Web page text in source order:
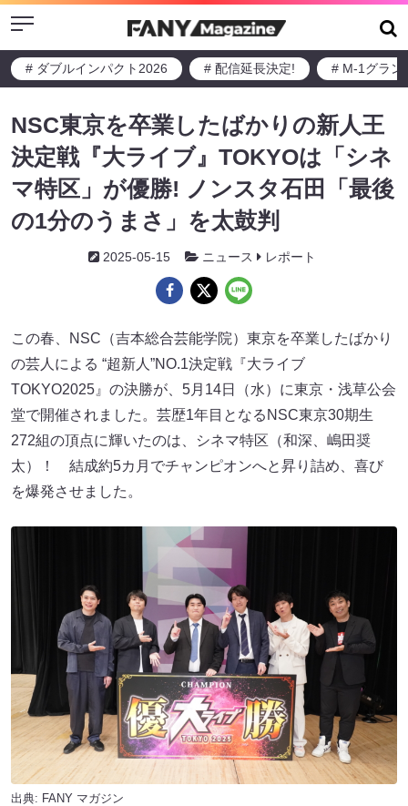
Menu
# ダブルインパクト2026 # 配信延長決定! # M-1グラン
NSC東京を卒業したばかりの新人王
決定戦『大ライブ』TOKYOは「シネ
マ特区」が優勝! ノンスタ石田「最後
の1分のうまさ」を太鼓判
2025-05-15 ニュース レポート
この春、NSC（吉本総合芸能学院）東京を卒業したばかり
の芸人による “超新人”NO.1決定戦『大ライブ
TOKYO2025』の決勝が、5月14日（水）に東京・浅草公会
堂で開催されました。芸歴1年目となるNSC東京30期生
272組の頂点に輝いたのは、シネマ特区（和深、嶋田奨
太）！ 結成約5カ月でチャンピオンへと昇り詰め、喜び
を爆発させました。
出典: FANY マガジン